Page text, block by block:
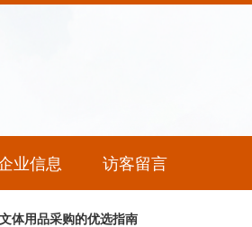
业信息 访客留言
体用品采购的优选指南